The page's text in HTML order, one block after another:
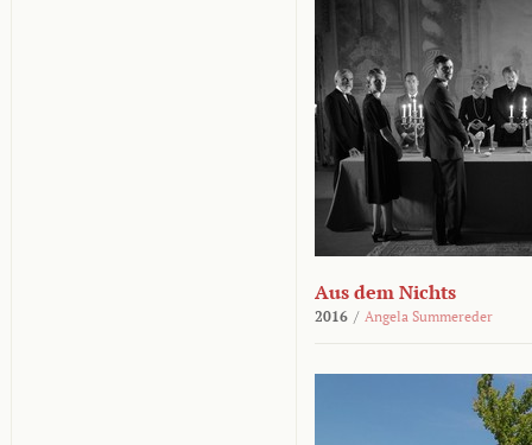
Aus dem Nichts
2016 / Angela Summereder